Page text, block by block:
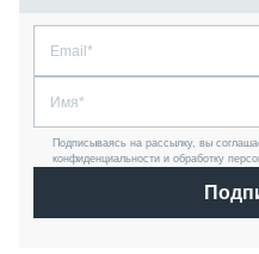
Подписываясь на рассылку, вы
конфиденциальности и обработку